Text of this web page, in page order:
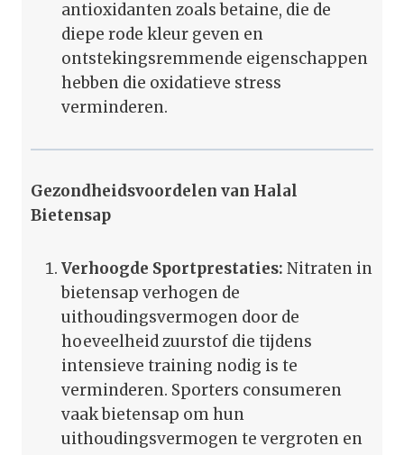
antioxidanten zoals betaine, die de
diepe rode kleur geven en
ontstekingsremmende eigenschappen
hebben die oxidatieve stress
verminderen.
Gezondheidsvoordelen van Halal
Bietensap
Verhoogde Sportprestaties: Nitraten in
bietensap verhogen de
uithoudingsvermogen door de
hoeveelheid zuurstof die tijdens
intensieve training nodig is te
verminderen. Sporters consumeren
vaak bietensap om hun
uithoudingsvermogen te vergroten en